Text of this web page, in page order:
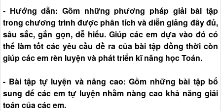
- Hướng dẫn: Gồm những phương pháp giải bài tập
trong chương trình được phân tích và diễn giảng đầy đủ,
sâu sắc, gắn gọn, dễ hiểu. Giúp các em dựa vào đó có
thể làm tốt các yêu cầu đề ra của bài tập đồng thời còn
giúp các em rèn luyện và phát triển kĩ năng học Toán.
- Bài tập tự luyện và nâng cao: Gồm những bài tập bổ
sung để các em tự luyện nhằm nàng cao khả năng giải
toán của các em.